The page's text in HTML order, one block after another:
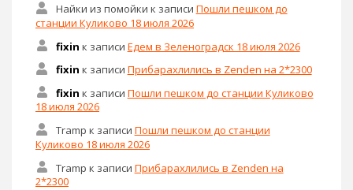
Найки из помойки к записи Пошли пешком до
станции Куликово 18 июля 2026
fixin к записи Едем в Зеленоградск 18 июля 2026
fixin к записи Прибарахлились в Zenden на 2*2300
fixin к записи Пошли пешком до станции Куликово
18 июля 2026
Tramp к записи Пошли пешком до станции
Куликово 18 июля 2026
Tramp к записи Прибарахлились в Zenden на
2*2300